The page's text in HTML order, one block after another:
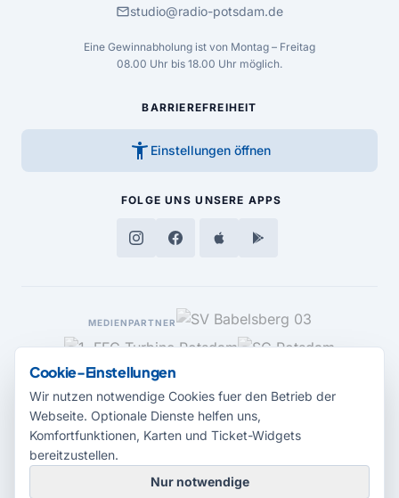
mailstudio@radio-potsdam.de
Eine Gewinnabholung ist von Montag – Freitag
08.00 Uhr bis 18.00 Uhr möglich.
BARRIEREFREIHEIT
accessibility_new Einstellungen öffnen
FOLGE UNS UNSERE APPS
MEDIENPARTNER
Cookie-Einstellungen
Wir nutzen notwendige Cookies fuer den Betrieb der
Webseite. Optionale Dienste helfen uns,
Komfortfunktionen, Karten und Ticket-Widgets
bereitzustellen.
Nur notwendige